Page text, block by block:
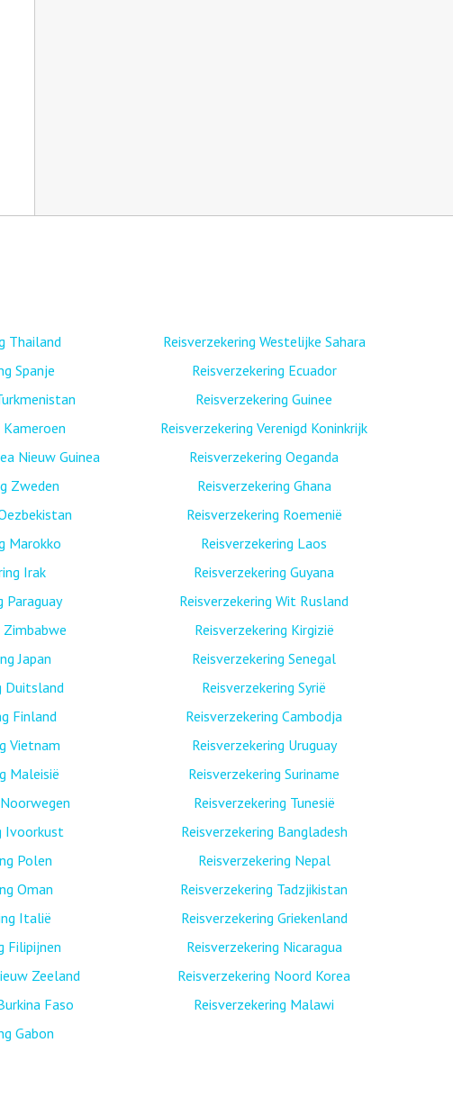
Thailand
Spanje
Kameroen
Nieuw Guinea
Zweden
Marokko
Irak
Paraguay
Zimbabwe
Japan
Duitsland
Finland
Vietnam
Maleisië
Ivoorkust
Polen
Oman
Italië
Filipijnen
Zeeland
Faso
Gabon
Reisverzekering Westelijke Sahara
Reisverzekering Ecuador
Reisverzekering Guinee
Reisverzekering Verenigd Koninkrijk
Reisverzekering Oeganda
Reisverzekering Ghana
Reisverzekering Roemenië
Reisverzekering Laos
Reisverzekering Guyana
Reisverzekering Wit Rusland
Reisverzekering Kirgizië
Reisverzekering Senegal
Reisverzekering Syrië
Reisverzekering Cambodja
Reisverzekering Uruguay
Reisverzekering Suriname
Reisverzekering Tunesië
Reisverzekering Bangladesh
Reisverzekering Nepal
Reisverzekering Tadzjikistan
Reisverzekering Griekenland
Reisverzekering Nicaragua
Reisverzekering Noord Korea
Reisverzekering Malawi